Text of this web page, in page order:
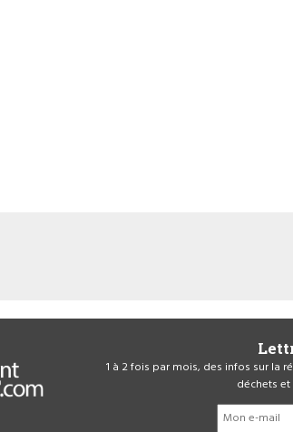
1 à 2 fois par mois, des infos sur la
déchets